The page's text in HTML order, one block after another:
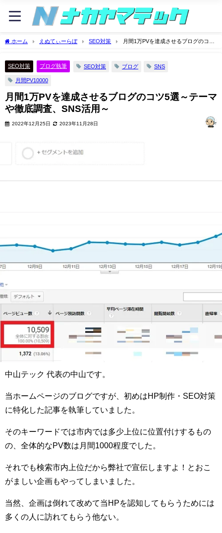
ホーム えぬてぃーらぼ SEO対策
月間1万PVを達成させるブログのコツ
SEO対策 ブログ執筆 SEO対策 ブログ SNS
月間PV10000
月間1万PVを達成させるブログのコツ5選～テーマ
や徹底調査、SNS活用～
2022年12月25日 2023年11月28日
中山テック 代表の中山です。
当ホームページのブログですが、初めはHP制作・SEO対策
に特化した記事を執筆していました。
そのキーワードでは市内では多少上位に位置付けするもの
の、全体的なPV数は月間1000程度でした。
それでも検索市内上位だから弊社で宣伝しますよ！とおこ
がましい企画もやってしまいました。
当然、企画は倒れて改めて当HPを認知してもらうためには
多くの人に訪れてもらう他ない。